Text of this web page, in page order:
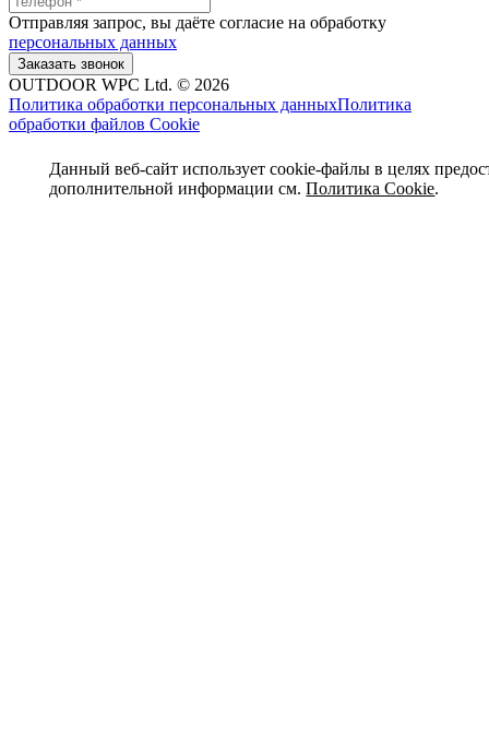
Отправляя запрос, вы даёте согласие на обработку
персональных данных
OUTDOOR WPC Ltd. © 2026
Политика обработки персональных данныхПолитика
обработки файлов Cookie
Данный веб-сайт использует cookie-файлы в целях
дополнительной информации см.Политика Cookie.